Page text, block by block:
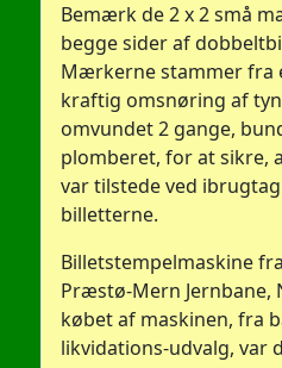
Bemærk de 2 x 2 små
begge sider af
Mærkerne stammer fra
kraftig omsnøring af
omvundet 2 gange,
plomberet, for at sikre,
var tilstede ved
billetterne.
Billetstempelmaskine
Præstø-Mern Jernbane,
købet af maskinen, fra
likvidations-udvalg, var